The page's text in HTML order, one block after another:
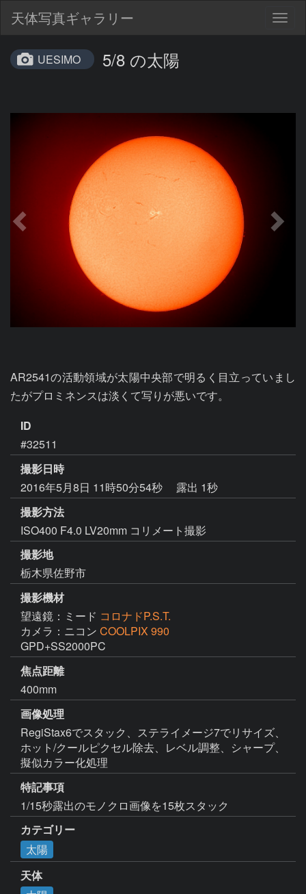
天体写真ギャラリー
UESIMO 5/8 の太陽
AR2541の活動領域が太陽中央部で明るく目立っていまし
たがプロミネンスは淡くて写りが悪いです。
ID
#32511
撮影日時
2016年5月8日 11時50分54秒
露出 1秒
撮影方法
ISO400 F4.0 LV20mm コリメート撮影
撮影地
栃木県佐野市
撮影機材
望遠鏡：ミード コロナドP.S.T.
カメラ：ニコン COOLPIX 990
GPD+SS2000PC
焦点距離
400mm
画像処理
RegiStax6でスタック、ステライメージ7でリサイズ、
ホット/クールピクセル除去、レベル調整、シャープ、
擬似カラー化処理
特記事項
1/15秒露出のモノクロ画像を15枚スタック
カテゴリー
太陽
天体